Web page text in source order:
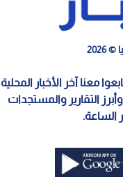
معنا آخر الأخبار المحلية
التقارير والمستجدات
الساعة.